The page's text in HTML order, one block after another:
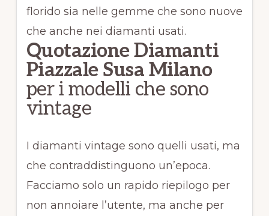
florido sia nelle gemme che sono nuove
che anche nei diamanti usati.
Quotazione Diamanti
Piazzale Susa Milano
per i modelli che sono
vintage
I diamanti vintage sono quelli usati, ma
che contraddistinguono un’epoca.
Facciamo solo un rapido riepilogo per
non annoiare l’utente, ma anche per